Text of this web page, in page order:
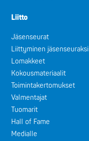
Liitto
Jäsenseurat
Liittyminen jäsenseuraksi
Lomakkeet
Kokousmateriaalit
Toimintakertomukset
Valmentajat
Tuomarit
Hall of Fame
Medialle